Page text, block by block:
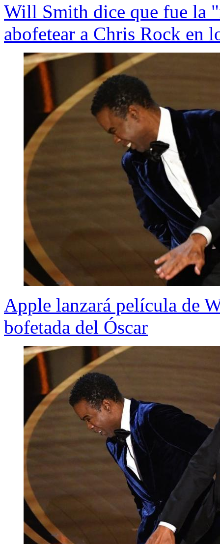
Will Smith dice que fue la
abofetear a Chris Rock en
Apple lanzará película de
bofetada del Óscar